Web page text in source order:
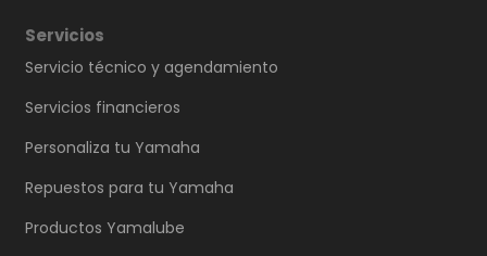
Servicios
Servicio técnico y agendamiento
Servicios financieros
Personaliza tu Yamaha
Repuestos para tu Yamaha
Productos Yamalube